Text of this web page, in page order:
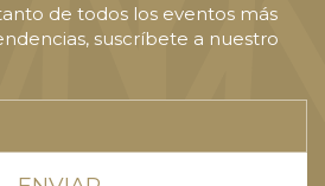
de todos los eventos más
suscríbete a nuestro